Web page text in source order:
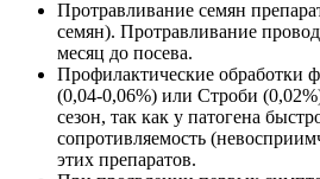
Протравливание семян
семян). Протравливание
месяц до посева.
Профилактические обработки
(0,04-0,06%) или Строби
сезон, так как у патогена
сопротивляемость
этих препаратов.